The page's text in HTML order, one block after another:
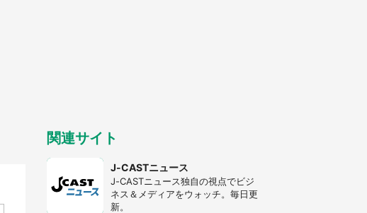
県・30代女性）
関連サイト
J-CASTニュース
J-CASTニュース独自の視点でビジ
ネス＆メディアをウォッチ。毎日更
新。